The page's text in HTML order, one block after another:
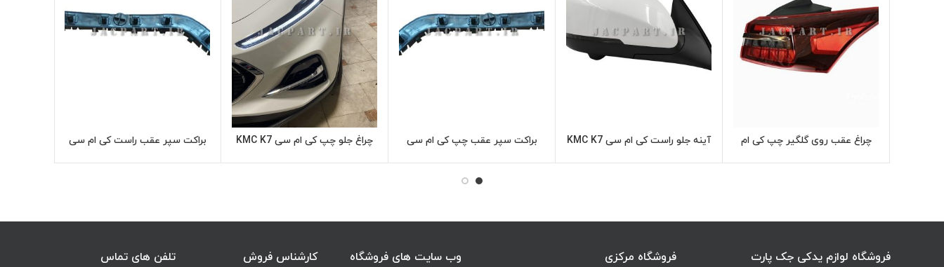
اطلاعات بیشتر
چراغ عقب روی گلگیر چپ کی ام
اطلاعات بیشتر
آینه جلو راست کی ام سی KMC K7 اطلاعات بیشتر
براکت سپر عقب چپ کی ام سی
اطلاعات بیشتر
چراغ جلو چپ کی ام سی KMC K7 اطلاعات بیشتر
براکت سپر عقب راست کی ام سی
فروشگاه لوازم یدکی جک پارت فروشگاه مرکزی وب سایت های فروشگاه کارشناس فروش تلفن های تماس